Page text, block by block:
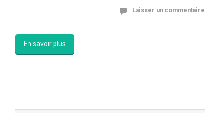
Laisser un commentaire
En savoir plus